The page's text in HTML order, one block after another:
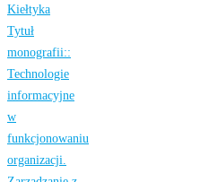
Kiełtyka
Tytuł
monografii::
Technologie
informacyjne
w
funkcjonowaniu
organizacji.